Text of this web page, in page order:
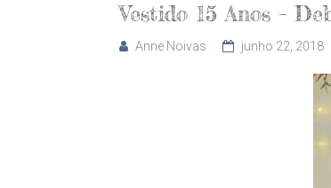
Vestido 15 Anos –
Anne Noivas junho 22, 2018